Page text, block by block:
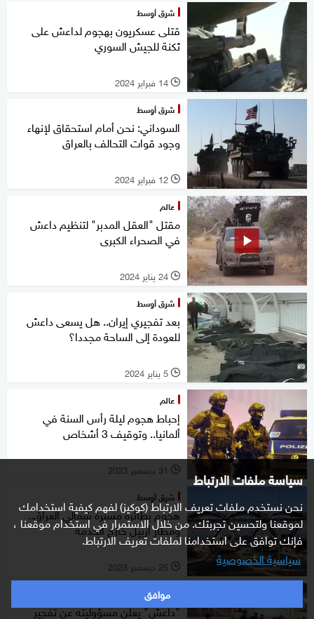
سياسة ملفات الارتباط
نحن نستخدم ملفات تعريف الارتباط (كوكيز) لفهم كيفية استخدامك
لموقعنا ولتحسين تجربتك. من خلال الاستمرار في استخدام موقعنا ،
فإنك توافق على استخدامنا لملفات تعريف الارتباط.
سياسية الخصوصية
موافق
شرق أوسط
قتلى عسكريون بهجوم لداعش على
ثكنة للجيش السوري
l 14 فبراير 2024
شرق أوسط
السوداني: نحن أمام استحقاق لإنهاء
وجود قوات التحالف بالعراق
l 12 فبراير 2024
عالم
مقتل "العقل المدبر" لتنظيم داعش
في الصحراء الكبرى
l 24 يناير 2024
شرق أوسط
بعد تفجيري إيران.. هل يسعى داعش
للعودة إلى الساحة مجددا؟
l 5 يناير 2024
عالم
إحباط هجوم ليلة رأس السنة في
ألمانيا.. وتوقيف 3 أشخاص
l 31 ديسمبر 2023
شرق أوسط
هجوم بطائرة مسيرة شمالي العراق..
ومطار أربيل خارج الخدمة
l 25 ديسمبر 2023
عالم
"داعش" يعلن مسؤوليته عن تفجير